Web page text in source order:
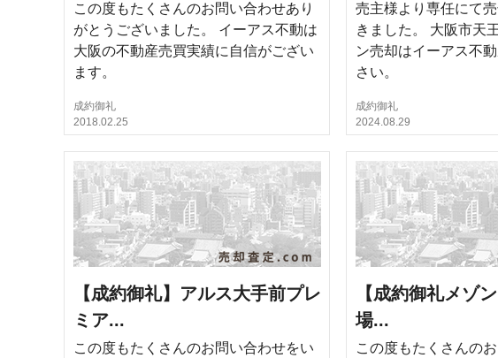
この度もたくさんのお問い合わせあり
がとうございました。 イーアス不動は
大阪の不動産売買実績に自信がござい
ます。
成約御礼
2018.02.25
売主様より専任にて
きました。 大阪市天
ン売却はイーアス不
さい。
成約御礼
2024.08.29
【成約御礼】アルス大手前プレ
ミア...
この度もたくさんのお問い合わせをい
【成約御礼メゾ
場...
この度もたくさんの